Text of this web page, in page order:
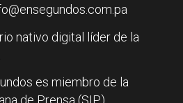
nativo digital líder de la
es miembro de la
de Prensa (SIP).